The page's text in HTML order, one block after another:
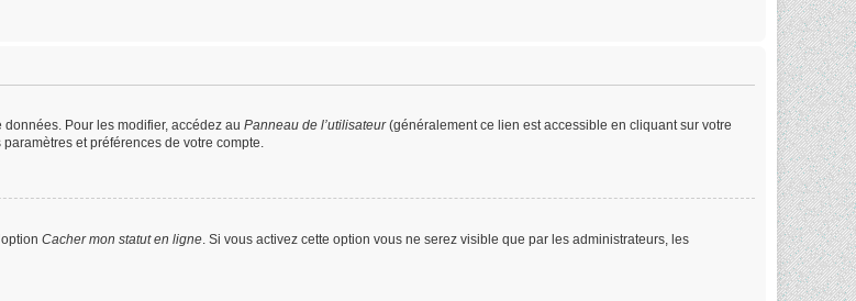
Pour les modifier, accédez au Panneau de l’utilisateur(généralement ce lien est accessible en cliquant sur votre
et préférences de votre compte.
Cacher mon statut en ligne. Si vous activez cette option vous ne serez visible que par les administrateurs, les